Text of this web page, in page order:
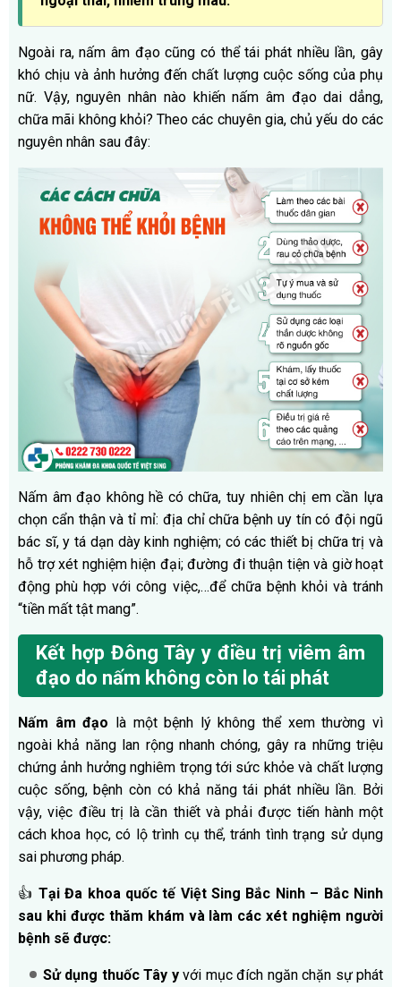
Ngoài ra, nấm âm đạo cũng có thể tái phát nhiều lần, gây
khó chịu và ảnh hưởng đến chất lượng cuộc sống của phụ
nữ. Vậy, nguyên nhân nào khiến nấm âm đạo dai dẳng,
chữa mãi không khỏi? Theo các chuyên gia, chủ yếu do các
nguyên nhân sau đây:
Nấm âm đạo không hề có chữa, tuy nhiên chị em cần lựa
chọn cẩn thận và tỉ mỉ: địa chỉ chữa bệnh uy tín có đội ngũ
bác sĩ, y tá dạn dày kinh nghiệm; có các thiết bị chữa trị và
hỗ trợ xét nghiệm hiện đại; đường đi thuận tiện và giờ hoạt
động phù hợp với công việc,…để chữa bệnh khỏi và tránh
“tiền mất tật mang”.
Kết hợp Đông Tây y điều trị viêm âm
đạo do nấm không còn lo tái phát
Nấm âm đạo là một bệnh lý không thể xem thường vì
ngoài khả năng lan rộng nhanh chóng, gây ra những triệu
chứng ảnh hưởng nghiêm trọng tới sức khỏe và chất lượng
cuộc sống, bệnh còn có khả năng tái phát nhiều lần. Bởi
vậy, việc điều trị là cần thiết và phải được tiến hành một
cách khoa học, có lộ trình cụ thể, tránh tình trạng sử dụng
sai phương pháp.
👍 Tại Đa khoa quốc tế Việt Sing Bắc Ninh – Bắc Ninh
sau khi được thăm khám và làm các xét nghiệm người
bệnh sẽ được:
Sử dụng thuốc Tây yvới mục đích ngăn chặn sự phát